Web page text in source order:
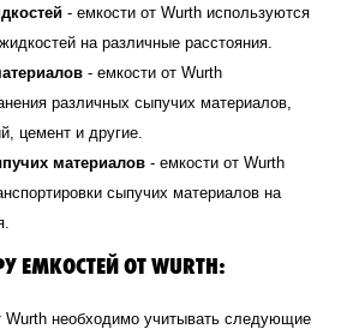
- емкости от Wurth используются
на различные расстояния.
- емкости от Wurth
различных сыпучих материалов,
цемент и другие.
материалов - емкости от Wurth
сыпучих материалов на
ОТ WURTH:
Wurth необходимо учитывать следующие